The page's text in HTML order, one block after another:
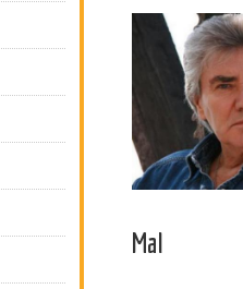
Mal